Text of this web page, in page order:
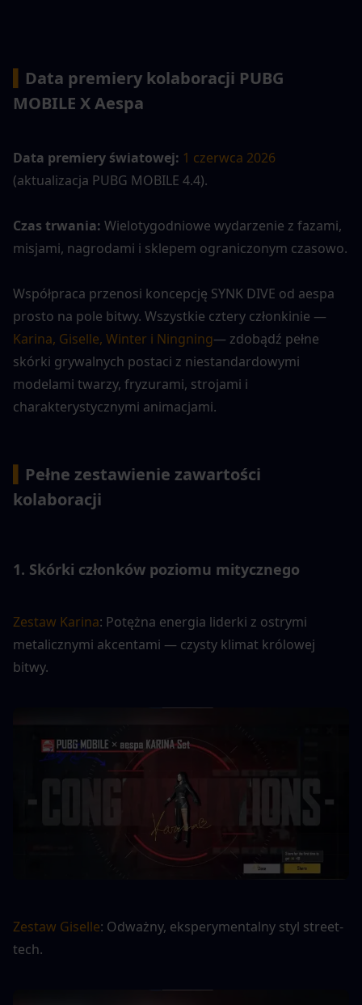
Data premiery kolaboracji PUBG
MOBILE X Aespa
Data premiery światowej: 1 czerwca 2026
(aktualizacja PUBG MOBILE 4.4).
Czas trwania: Wielotygodniowe wydarzenie z fazami,
misjami, nagrodami i sklepem ograniczonym czasowo.
Współpraca przenosi koncepcję SYNK DIVE od aespa
prosto na pole bitwy. Wszystkie cztery członkinie —
Karina, Giselle, Winter i Ningning— zdobądź pełne
skórki grywalnych postaci z niestandardowymi
modelami twarzy, fryzurami, strojami i
charakterystycznymi animacjami.
Pełne zestawienie zawartości
kolaboracji
1. Skórki członków poziomu mitycznego
Zestaw Karina: Potężna energia liderki z ostrymi
metalicznymi akcentami — czysty klimat królowej
bitwy.
Zestaw Giselle: Odważny, eksperymentalny styl street-
tech.